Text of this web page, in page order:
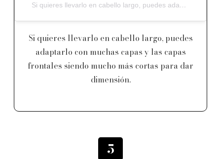
Si quieres llevarlo en cabello largo, puedes adaptarlo con muchas capas y las capas frontales siendo mucho más cortas para dar dimensión.
Si quieres llevarlo en cabello largo, puedes
adaptarlo con muchas capas y las capas
frontales siendo mucho más cortas para dar
dimensión.
5